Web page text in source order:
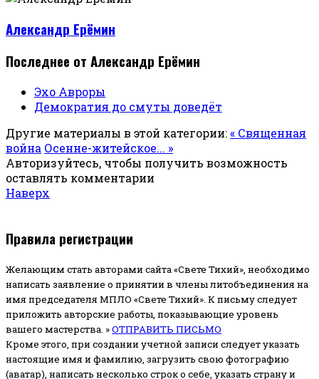
Александр Ерёмин
Последнее от Александр Ерёмин
Эхо Авроры
Демократия до смуты доведёт
Другие материалы в этой категории:« Священная
война Осенне-житейское... »
Авторизуйтесь, чтобы получить возможность
оставлять комментарии
Наверх
Правила регистрации
Желающим стать авторами сайта «Свете Тихий», необходимо
написать заявление о принятии в члены литобъединения на
имя председателя МПЛО «Свете Тихий». К письму следует
приложить авторские работы, показывающие уровень
вашего мастерства. »ОТПРАВИТЬ ПИСЬМО
Кроме этого, при создании учетной записи следует указать
настоящие имя и фамилию, загрузить свою фотографию
(аватар), написать несколько строк о себе, указать страну и